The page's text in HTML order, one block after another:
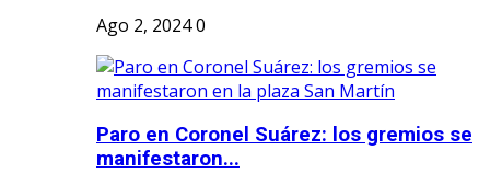
Ago 2, 20240
Paro en Coronel Suárez: los gremios se
manifestaron...